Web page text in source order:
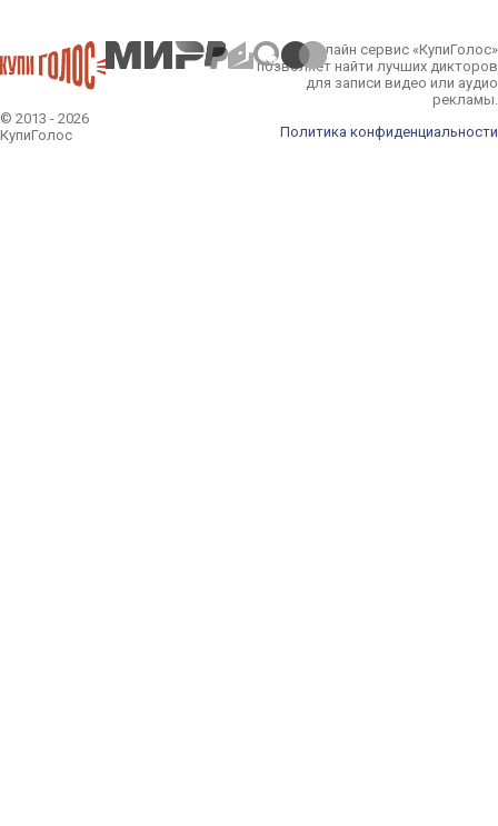
© 2013 - 2026
КупиГолос
Онлайн сервис «КупиГолос»
позволяет найти лучших дикторов
для записи видео или аудио
рекламы.
Политика конфиденциальности